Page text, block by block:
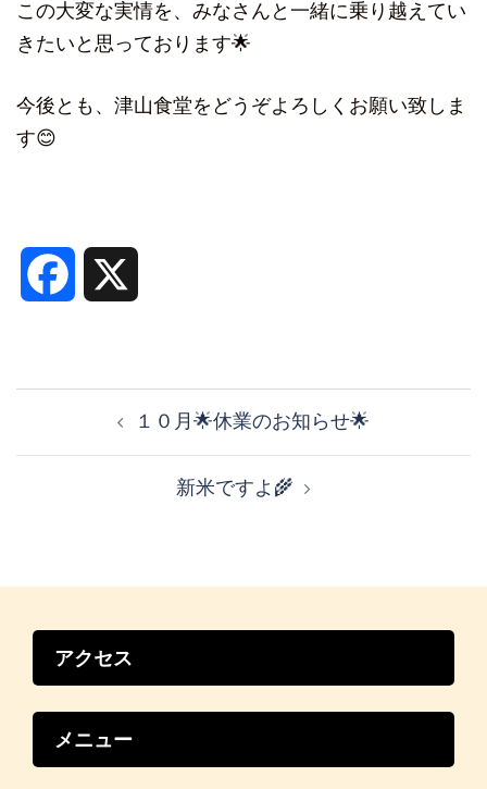
この大変な実情を、みなさんと一緒に乗り越えてい
きたいと思っております🌟
今後とも、津山食堂をどうぞよろしくお願い致しま
す😊
Facebook
１０月🌟休業のお知らせ🌟
新米ですよ🌾
アクセス
メニュー